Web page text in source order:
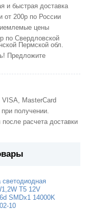
и быстрая доставка
от 200р по России
цены
по Свердловской
Пермской обл.
Предложите
MasterCard
получении.
расчета доставки
T5 12V
SMDx1 14000K
10